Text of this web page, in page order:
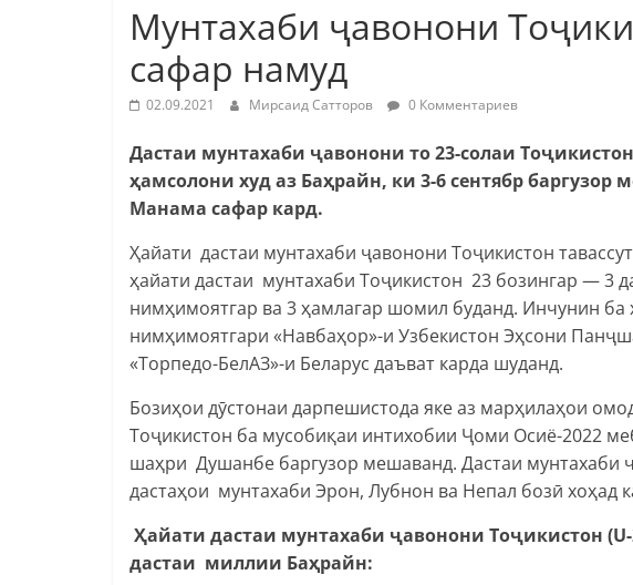
Мунтахаби ҷавонони
сафар намуд
02.09.2021 Мирсаид Сатторов 0 Комментариев
Дастаи мунтахаби ҷавонони то 23-солаи
ҳамсолони худ аз Баҳрайн, ки 3-6 сентябр баргузор
Манама сафар кард.
Ҳайати дастаи мунтахаби ҷавонони Тоҷикистон
ҳайати дастаи мунтахаби Тоҷикистон 23 бозингар — 3
нимҳимоятгар ва 3 ҳамлагар шомил буданд. Инчунин ба
нимҳимоятгари «Навбаҳор»-и Узбекистон Эҳсони
«Торпедо-БелАЗ»-и Беларус даъват карда шуданд.
Бозиҳои дӯстонаи дарпешистода яке аз марҳилаҳои
Тоҷикистон ба мусобиқаи интихобии Ҷоми Осиё-2022
шаҳри Душанбе баргузор мешаванд. Дастаи мунтахаби
дастаҳои мунтахаби Эрон, Лубнон ва Непал бозӣ хоҳад
Ҳайати дастаи мунтахаби ҷавонони Тоҷикистон
дастаи миллии Баҳрайн: